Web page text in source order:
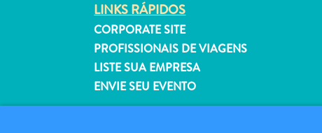
LINKS RÁPIDOS
CORPORATE SITE
PROFISSIONAIS DE VIAGENS
LISTE SUA EMPRESA
ENVIE SEU EVENTO